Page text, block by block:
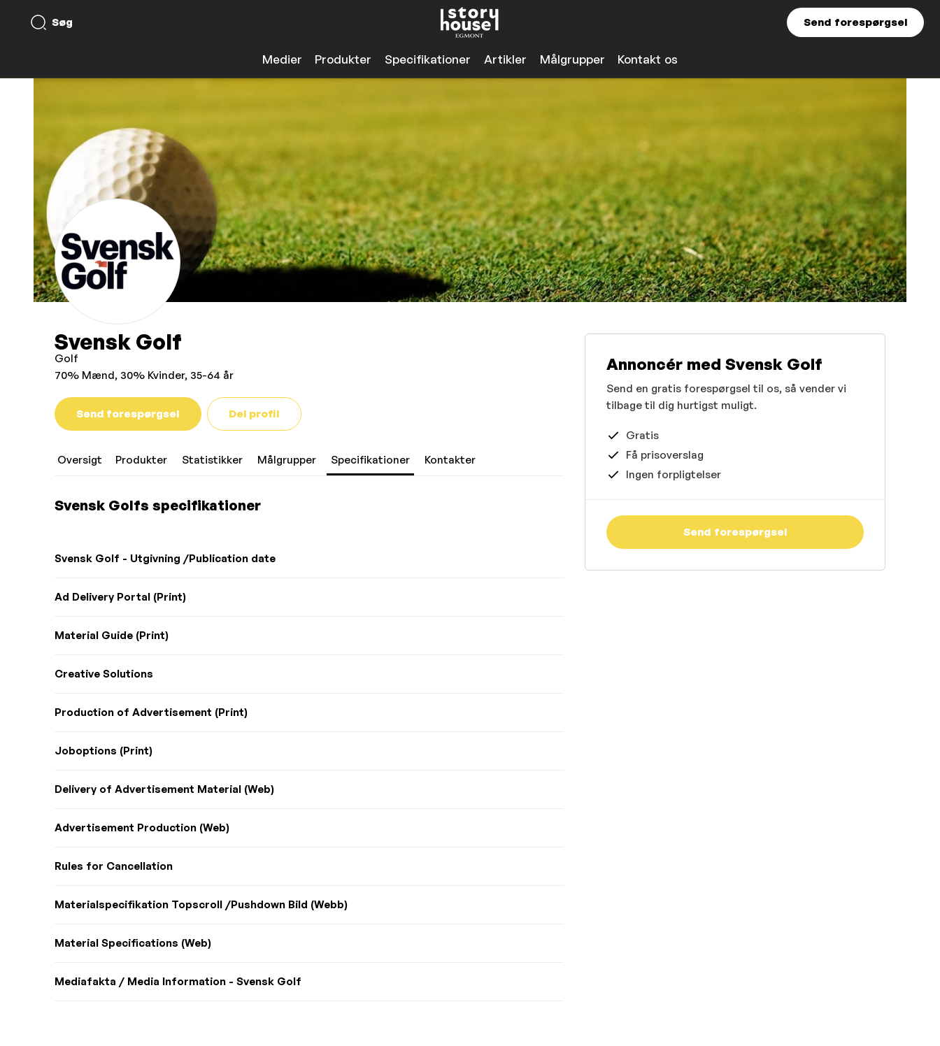
Søg Send forespørgsel
Medier Produkter Specifikationer Artikler Målgrupper Kontakt os
Svensk Golf
Golf
70% Mænd, 30% Kvinder, 35-64 år
Send forespørgsel Del profil
Oversigt Produkter Statistikker Målgrupper Specifikationer Kontakter
Svensk Golfs specifikationer
Svensk Golf - Utgivning /Publication date
Ad Delivery Portal (Print)
Material Guide (Print)
Creative Solutions
Production of Advertisement (Print)
Joboptions (Print)
Delivery of Advertisement Material (Web)
Advertisement Production (Web)
Rules for Cancellation
Materialspecifikation Topscroll /Pushdown Bild (Webb)
Material Specifications (Web)
Mediafakta / Media Information - Svensk Golf
Annoncér med Svensk Golf
Send en gratis forespørgsel til os, så vender vi
tilbage til dig hurtigst muligt.
Gratis
Få prisoverslag
Ingen forpligtelser
Send forespørgsel